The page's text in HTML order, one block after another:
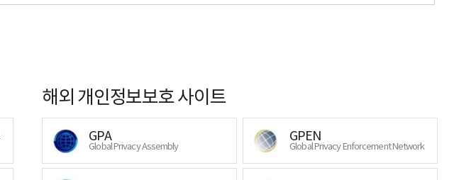
해외 개인정보보호 사이트
GPA
Global Privacy Assembly
GPEN
Global Privacy Enforcement Network